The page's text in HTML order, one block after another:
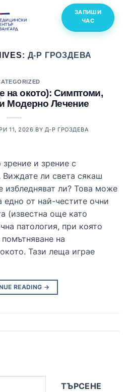
ЗАПИШИ
ЧАС
Д-Р ГРОЗДЕВА
на окото): Симптоми,
Модерно Лечение
11, 2026 BY Д-Р ГРОЗДЕВА
и зрение с
Виждате ли света сякаш
избледняват ли? Това може
едно от най-честите очни
(известна още като
патология, при която
на
Тази леща играе
READING →
ТЪРСЕНЕ